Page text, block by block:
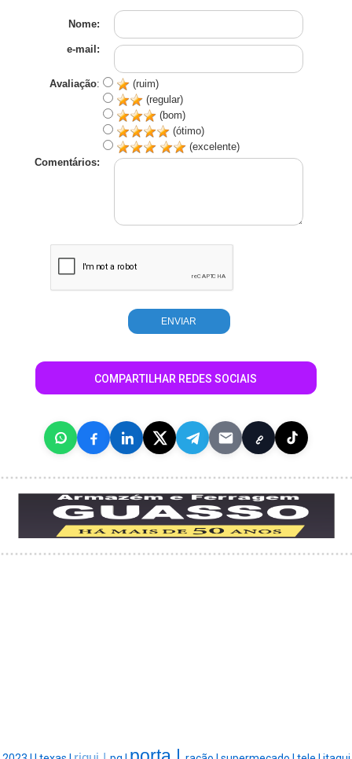
Nome:
e-mail:
Avaliação:
(ruim)
(regular)
(bom)
(ótimo)
(excelente)
Comentários:
COMPARTILHAR REDES SOCIAIS